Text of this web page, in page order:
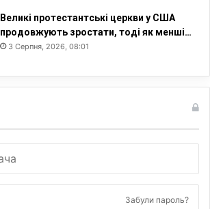
Великі протестантські церкви у США
продовжують зростати, тоді як менші…
3 Серпня, 2026, 08:01
Забули пароль?